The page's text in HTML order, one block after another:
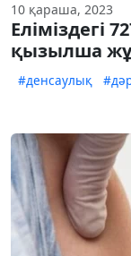
10 қараша, 2023
Еліміздегі
қызылша
#денсаулық